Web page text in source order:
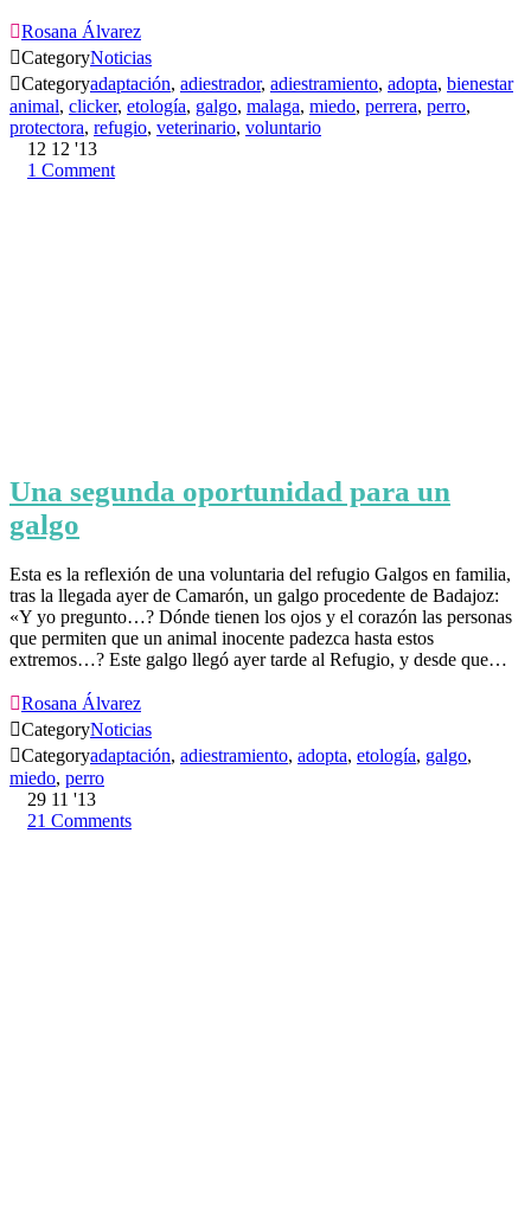
Rosana Álvarez
CategoryNoticias
Categoryadaptación, adiestrador, adiestramiento, adopta, bienestar
animal, clicker, etología, galgo, malaga, miedo, perrera, perro,
protectora, refugio, veterinario, voluntario
12 12 '13
1 Comment
Una segunda oportunidad para un
galgo
Esta es la reflexión de una voluntaria del refugio Galgos en familia,
tras la llegada ayer de Camarón, un galgo procedente de Badajoz:
«Y yo pregunto…? Dónde tienen los ojos y el corazón las personas
que permiten que un animal inocente padezca hasta estos
extremos…? Este galgo llegó ayer tarde al Refugio, y desde que…
Rosana Álvarez
CategoryNoticias
Categoryadaptación, adiestramiento, adopta, etología, galgo,
miedo, perro
29 11 '13
21 Comments